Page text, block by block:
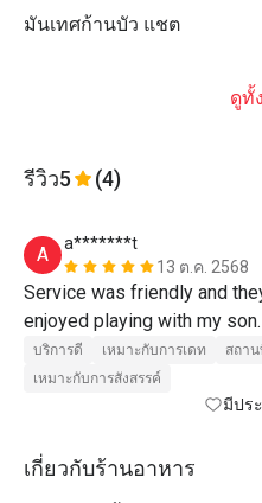
มันเทศก้านบัว แชต
ดูทั้
รีวิว5 (4)
A
a*******t
13 ต.ค. 2568
Service was friendly and
enjoyed playing with my son.
บริการดี เหมาะกับการเดท
สถา
เหมาะกับการสังสรรค์
มีปร
เกี่ยวกับร้านอาหาร